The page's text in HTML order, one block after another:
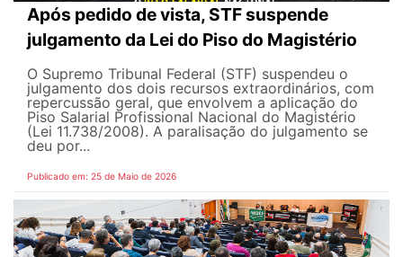
Após pedido de vista, STF suspende
julgamento da Lei do Piso do Magistério
O Supremo Tribunal Federal (STF) suspendeu o
julgamento dos dois recursos extraordinários, com
repercussão geral, que envolvem a aplicação do
Piso Salarial Profissional Nacional do Magistério
(Lei 11.738/2008). A paralisação do julgamento se
deu por...
Publicado em: 25 de Maio de 2026